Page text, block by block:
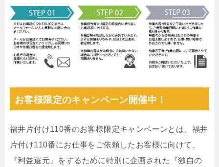
お客様限定のキャンペーン開催中！
福井片付け110番のお客様限定キャンペーンとは、福井
片付け110番にお仕事をご依頼したお客様に向けて、
『利益還元』をするために特別に企画された『独自の